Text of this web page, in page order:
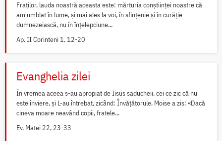
Fraților, lauda noastră aceasta este: mărturia conștiinței noastre că
am umblat în lume, și mai ales la voi, în sfințenie și în curăție
dumnezeiască, nu în înțelepciune...
Ap. II Corinteni 1, 12-20
Evanghelia zilei
În vremea aceea s-au apropiat de Iisus saducheii, cei ce zic că nu
este înviere, și L-au întrebat, zicând: Învățătorule, Moise a zis: «Dacă
cineva moare neavând copii, fratele...
Ev. Matei 22, 23-33